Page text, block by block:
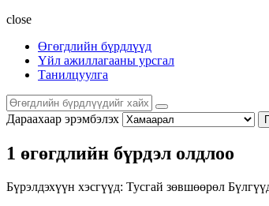
close
Өгөгдлийн бүрдлүүд
Үйл ажиллагааны урсгал
Танилцуулга
Дараахаар эрэмбэлэх
1 өгөгдлийн бүрдэл олдлоо
Бүрэлдэхүүн хэсгүүд: Тусгай зөвшөөрөл